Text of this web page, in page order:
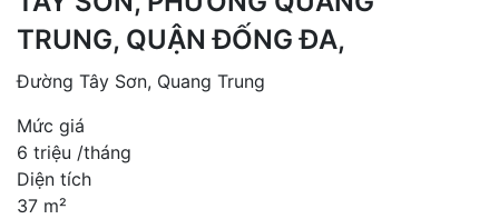
TRUNG, QUẬN ĐỐNG ĐA,
Đường Tây Sơn, Quang Trung
Mức giá
6 triệu /tháng
Diện tích
37 m²